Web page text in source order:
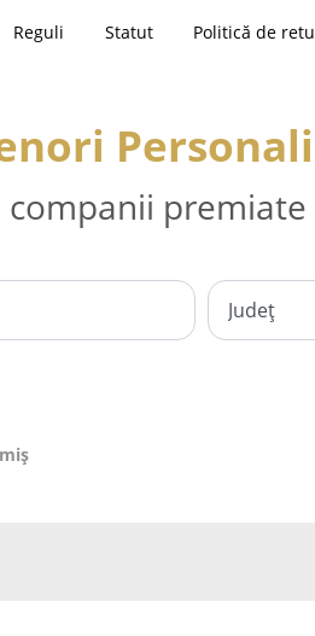
Reguli Statut Politică de
companii premiate